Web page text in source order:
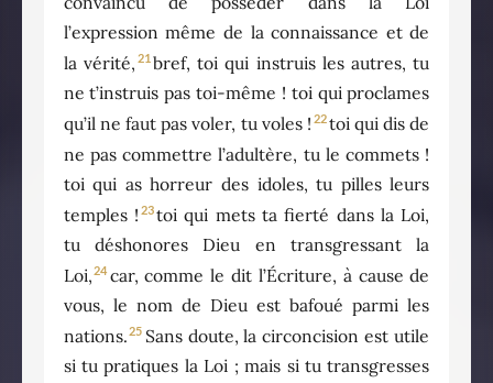
l’expression même de la connaissance et de
la vérité, 21 bref, toi qui instruis les autres, tu
ne t’instruis pas toi-même ! toi qui proclames
qu’il ne faut pas voler, tu voles ! 22toi qui dis de
ne pas commettre l’adultère, tu le commets !
toi qui as horreur des idoles, tu pilles leurs
temples ! 23toi qui mets ta fierté dans la Loi,
tu déshonores Dieu en transgressant la
Loi,24 car, comme le dit l’Écriture, à cause de
vous, le nom de Dieu est bafoué parmi les
nations.25 Sans doute, la circoncision est utile
si tu pratiques la Loi ; mais si tu transgresses